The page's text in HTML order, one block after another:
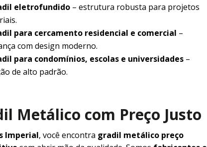
eletrofundido – estrutura robusta para projetos
para cercamento residencial e comercial –
com design moderno.
para condomínios, escolas e universidades –
de alto padrão.
Metálico com Preço Justo
Imperial, você encontra gradil metálico preço